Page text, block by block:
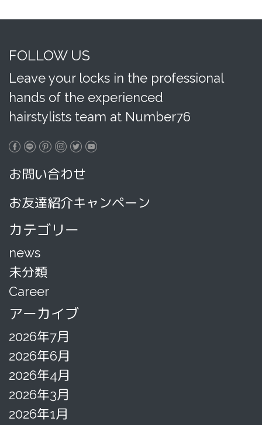
FOLLOW US
Leave your locks in the professional
hands of the experienced
hairstylists team at Number76
お問い合わせ
お友達紹介キャンペーン
カテゴリー
news
未分類
Career
アーカイブ
2026年7月
2026年6月
2026年4月
2026年3月
2026年1月